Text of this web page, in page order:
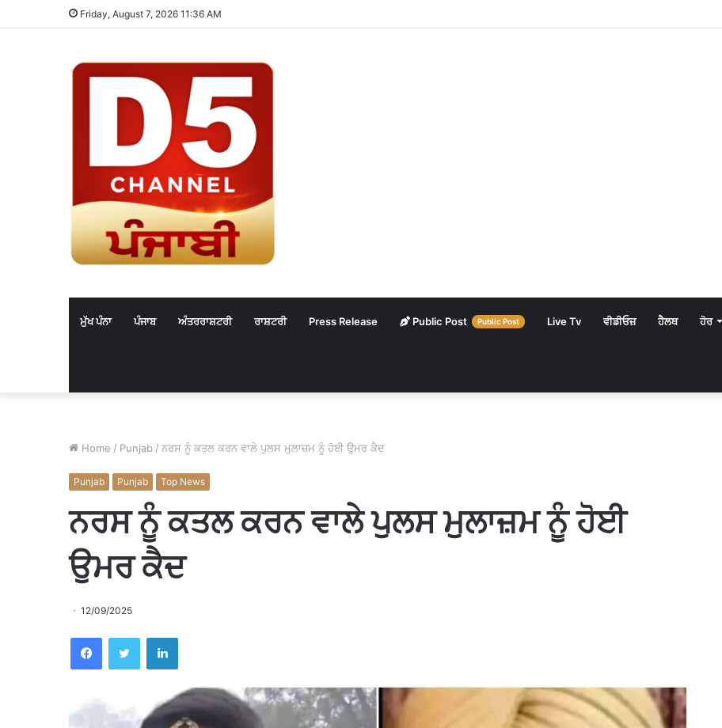
Friday, August 7, 2026 11:36 AM
ਮੁੱਖ ਪੰਨਾ ਪੰਜਾਬ ਅੰਤਰਰਾਸ਼ਟਰੀ ਰਾਸ਼ਟਰੀ Press Release Public Post Public Post Live Tv ਵੀਡੀਓਜ਼ ਹੈਲਥ ਹੋਰ
Home / Punjab / ਨਰਸ ਨੂੰ ਕਤਲ ਕਰਨ ਵਾਲੇ ਪੁਲਸ ਮੁਲਾਜ਼ਮ ਨੂੰ ਹੋਈ ਉਮਰ ਕੈਦ
Punjab Punjab Top News
ਨਰਸ ਨੂੰ ਕਤਲ ਕਰਨ ਵਾਲੇ ਪੁਲਸ ਮੁਲਾਜ਼ਮ ਨੂੰ ਹੋਈ
ਉਮਰ ਕੈਦ
12/09/2025
FacebookTwitter LinkedIn